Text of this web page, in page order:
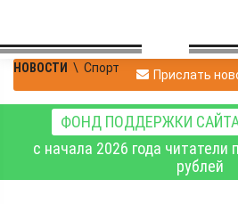
НОВОСТИ \ Спорт Прислать
ФОНД ПОДДЕРЖКИ
с начала 2026 года читатели
рублей